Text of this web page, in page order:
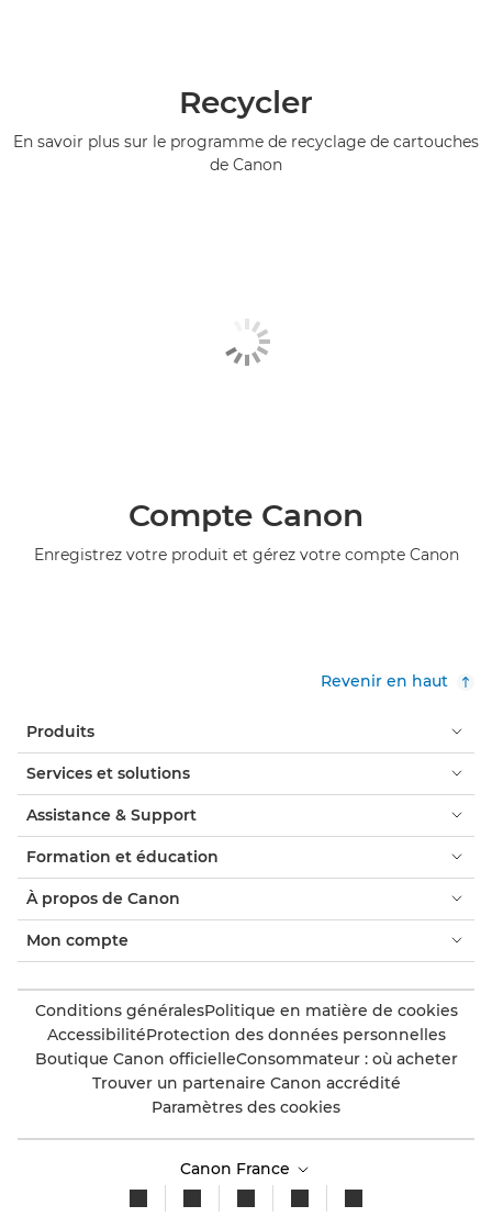
Recycler
En savoir plus sur le programme de recyclage de cartouches
de Canon
Compte Canon
Enregistrez votre produit et gérez votre compte Canon
Revenir en haut
Produits
Services et solutions
Assistance & Support
Formation et éducation
À propos de Canon
Mon compte
Conditions généralesPolitique en matière de cookies
AccessibilitéProtection des données personnelles
Boutique Canon officielleConsommateur : où acheter
Trouver un partenaire Canon accrédité
Paramètres des cookies
Canon France